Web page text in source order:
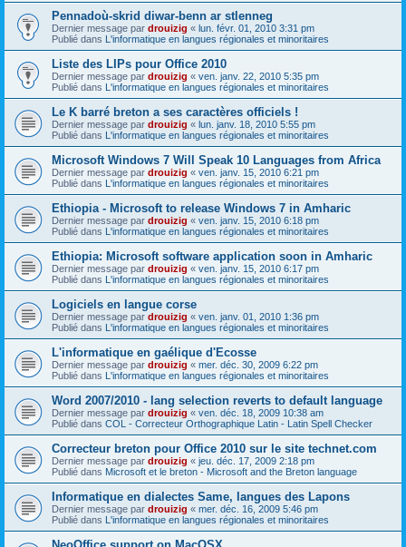
Pennadoù-skrid diwar-benn ar stlenneg
Dernier message par drouizig « lun. févr. 01, 2010 3:31 pm
Publié dans L'informatique en langues régionales et minoritaires
Liste des LIPs pour Office 2010
Dernier message par drouizig « ven. janv. 22, 2010 5:35 pm
Publié dans L'informatique en langues régionales et minoritaires
Le K barré breton a ses caractères officiels !
Dernier message par drouizig « lun. janv. 18, 2010 5:55 pm
Publié dans L'informatique en langues régionales et minoritaires
Microsoft Windows 7 Will Speak 10 Languages from Africa
Dernier message par drouizig « ven. janv. 15, 2010 6:21 pm
Publié dans L'informatique en langues régionales et minoritaires
Ethiopia - Microsoft to release Windows 7 in Amharic
Dernier message par drouizig « ven. janv. 15, 2010 6:18 pm
Publié dans L'informatique en langues régionales et minoritaires
Ethiopia: Microsoft software application soon in Amharic
Dernier message par drouizig « ven. janv. 15, 2010 6:17 pm
Publié dans L'informatique en langues régionales et minoritaires
Logiciels en langue corse
Dernier message par drouizig « ven. janv. 01, 2010 1:36 pm
Publié dans L'informatique en langues régionales et minoritaires
L'informatique en gaélique d'Ecosse
Dernier message par drouizig « mer. déc. 30, 2009 6:22 pm
Publié dans L'informatique en langues régionales et minoritaires
Word 2007/2010 - lang selection reverts to default language
Dernier message par drouizig « ven. déc. 18, 2009 10:38 am
Publié dans COL - Correcteur Orthographique Latin - Latin Spell Checker
Correcteur breton pour Office 2010 sur le site technet.com
Dernier message par drouizig « jeu. déc. 17, 2009 2:18 pm
Publié dans Microsoft et le breton - Microsoft and the Breton language
Informatique en dialectes Same, langues des Lapons
Dernier message par drouizig « mer. déc. 16, 2009 5:46 pm
Publié dans L'informatique en langues régionales et minoritaires
NeoOffice support on MacOSX